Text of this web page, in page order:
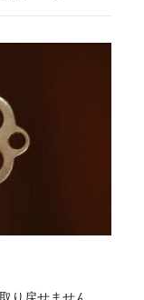
り戻せません。